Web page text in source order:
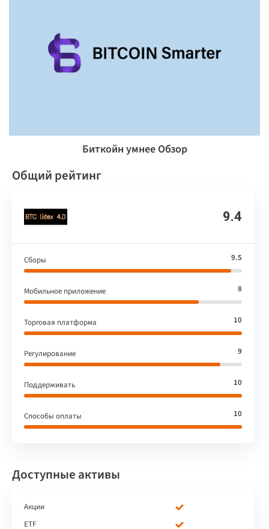
Биткойн умнее Обзор
Общий рейтинг
9.4
Сборы 9.5
Мобильное приложение 8
Торговая платформа 10
Регулирование 9
Поддерживать 10
Способы оплаты 10
Доступные активы
Акции
ETF